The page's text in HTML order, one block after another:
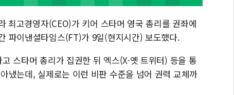
신길동 신축도 3.3㎡당 7250만원…써밋 클라비온
용산공원·그린벨트로 또 충돌…반복되는 국토부-
최고경영자(CEO)가 키어 스타머 영국 총리를 권좌에
파이낸셜타임스(FT)가 9일(현지시간) 보도했다.
스타머 총리가 집권한 뒤 엑스(X·옛 트위터) 등을 통
냈는데, 실제로는 이런 비판 수준을 넘어 권력 교체까